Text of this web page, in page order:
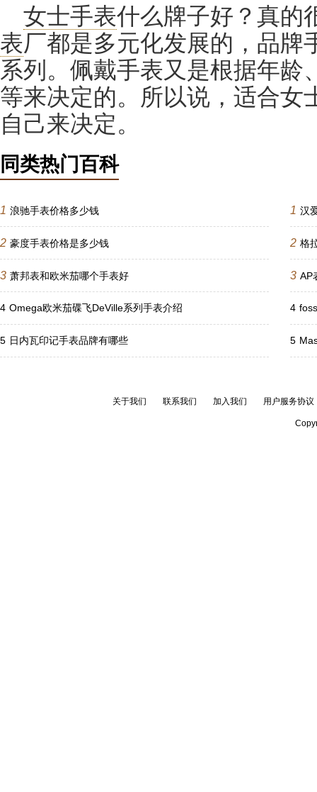
女士手表什么牌子好？真的
表厂都是多元化发展的，品牌
系列。佩戴手表又是根据年龄
等来决定的。所以说，适合女
自己来决定。
同类热门百科
1 浪驰手表价格多少钱
2 豪度手表价格是多少钱
3 萧邦表和欧米茄哪个手表好
4 Omega欧米茄碟飞DeVille系列手表介绍
5 日内瓦印记手表品牌有哪些
1 汉
2 格
3 AP
4
5
关于我们 联系我们 加入我们 用户服务协议